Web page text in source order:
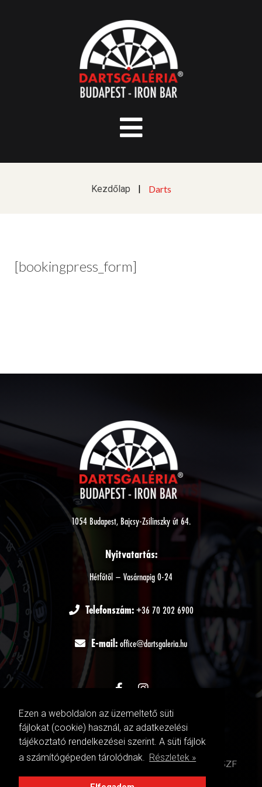
Ezen a weboldalon az üzemeltető süti
fájlokat (cookie) használ, az adatkezelési
tájékoztató rendelkezései szerint. A süti fájlok
a számítógépeden tárolódnak. Részletek »
Kezdőlap Darts
[bookingpress_form]
1054 Budapest, Bajcsy-Zsilinszky út 64.
Nyitvatartás:
Hétfőtől – Vasárnapig 0-24
Telefonszám: +36 70 202 6900
E-mail: office@dartsgaleria.hu
DARTSGALERIA ©Adatkezelési tájékoztató ÁSZF